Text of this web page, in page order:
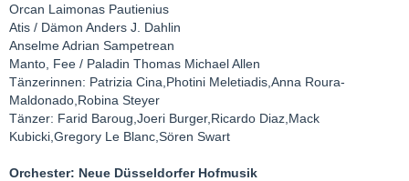
Orcan Laimonas Pautienius
Atis / Dämon Anders J. Dahlin
Anselme Adrian Sampetrean
Manto, Fee / Paladin Thomas Michael Allen
Tänzerinnen: Patrizia Cina,Photini Meletiadis,Anna Roura-
Maldonado,Robina Steyer
Tänzer: Farid Baroug,Joeri Burger,Ricardo Diaz,Mack
Kubicki,Gregory Le Blanc,Sören Swart
Orchester: Neue Düsseldorfer Hofmusik